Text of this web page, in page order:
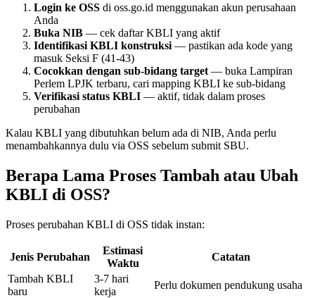
Login ke OSS di oss.go.id menggunakan akun perusahaan
Anda
Buka NIB — cek daftar KBLI yang aktif
Identifikasi KBLI konstruksi — pastikan ada kode yang
masuk Seksi F (41-43)
Cocokkan dengan sub-bidang target — buka Lampiran
Perlem LPJK terbaru, cari mapping KBLI ke sub-bidang
Verifikasi status KBLI — aktif, tidak dalam proses
perubahan
Kalau KBLI yang dibutuhkan belum ada di NIB, Anda perlu
menambahkannya dulu via OSS sebelum submit SBU.
Berapa Lama Proses Tambah atau Ubah
KBLI di OSS?
Proses perubahan KBLI di OSS tidak instan:
Jenis Perubahan
Estimasi
Waktu
Catatan
Tambah KBLI
baru
3-7 hari
kerja
Perlu dokumen pendukung usaha